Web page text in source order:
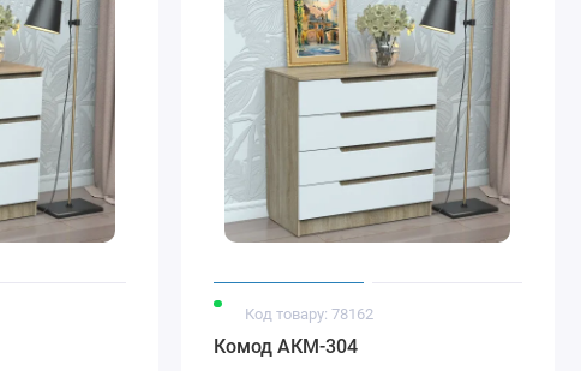
Код товару: 78162
Комод АКМ-304